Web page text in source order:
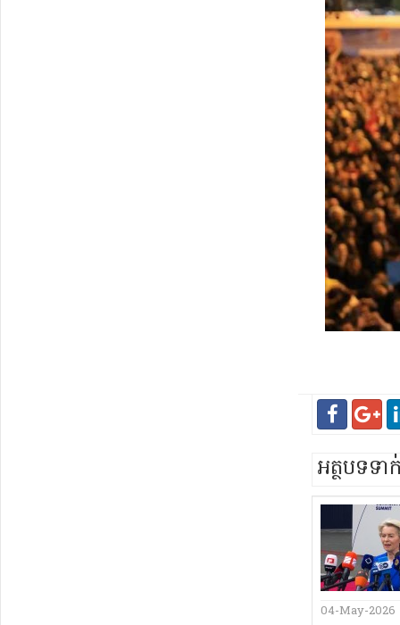
អត្ថបទទ
04-May-2026